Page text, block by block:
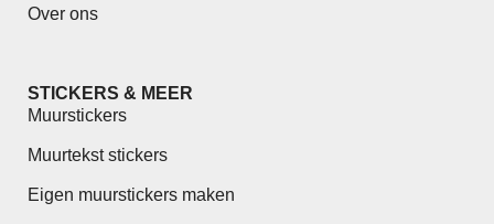
Over ons
STICKERS & MEER
Muurstickers
Muurtekst stickers
Eigen muurstickers maken